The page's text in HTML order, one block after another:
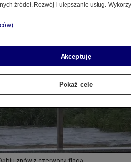
znów z czerwoną flagą
źródeł. Rozwój i ulepszanie usług.
Akceptuję
Pokaż cele